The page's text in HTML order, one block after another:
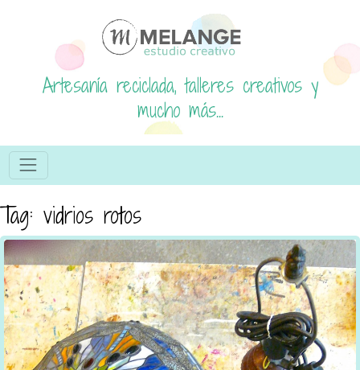
Artesanía reciclada, talleres creativos y
mucho más...
Tag: vidrios rotos